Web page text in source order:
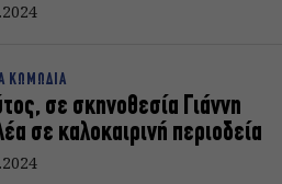
ΚΩΜΩΔΙΑ
σε σκηνοθεσία Γιάννη
σε καλοκαιρινή περιοδεία